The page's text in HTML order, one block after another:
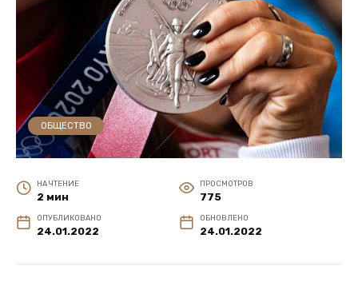
ОБЩЕСТВО
НА ЧТЕНИЕ
2 мин
ПРОСМОТРОВ
775
ОПУБЛИКОВАНО
24.01.2022
ОБНОВЛЕНО
24.01.2022